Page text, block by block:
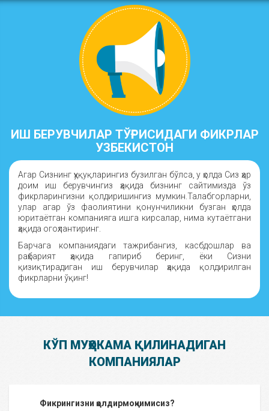
ИШ БЕРУВЧИЛАР ТЎҒРИСИДАГИ ФИКРЛАР
УЗБЕКИСТОН
Агар Сизнинг ҳуқуқларингиз бузилган бўлса, у ҳолда Сиз ҳар
доим иш берувчингиз ҳақида бизнинг сайтимизда ўз
фикрларингизни қолдиришингиз мумкин.Талабгорларни,
улар агар ўз фаолиятини қонунчиликни бузган ҳолда
юритаётган компанияга ишга кирсалар, нима кутаётгани
ҳақида огоҳлантиринг.
Барчага компаниядаги тажрибангиз, касбдошлар ва
раҳбарият ҳақида гапириб беринг, ёки Сизни
қизиқтирадиган иш берувчилар ҳақида қолдирилган
фикрларни ўқинг!
КЎП МУҲОКАМА ҚИЛИНАДИГАН
КОМПАНИЯЛАР
Фикрингизни қолдирмоқчимисиз?